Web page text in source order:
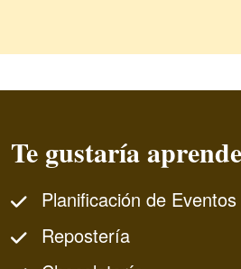
Te gustaría
Planificación de Eventos
Repostería